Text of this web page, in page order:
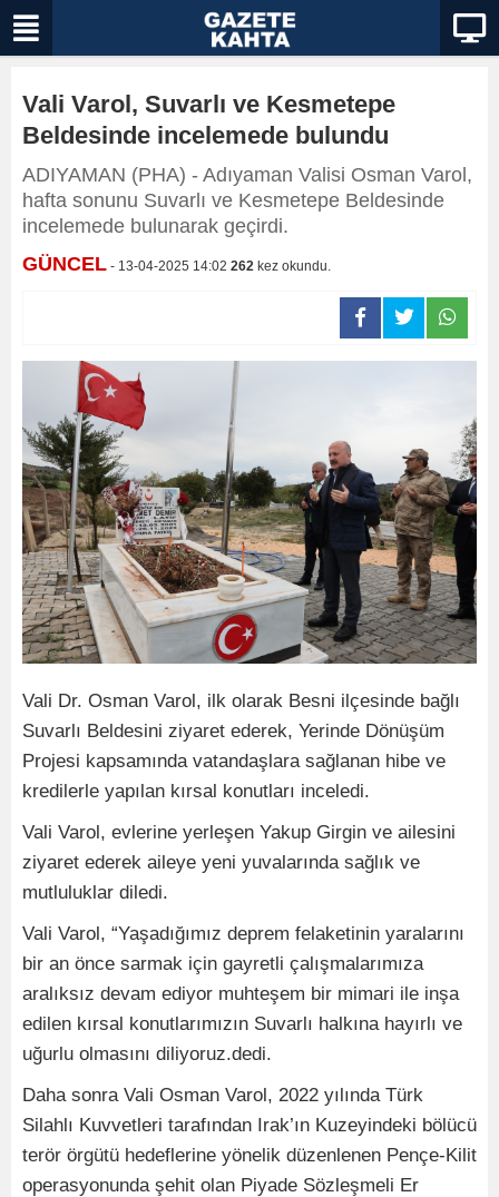
Vali Varol, Suvarlı ve Kesmetepe
Beldesinde incelemede bulundu
ADIYAMAN (PHA) - Adıyaman Valisi Osman Varol,
hafta sonunu Suvarlı ve Kesmetepe Beldesinde
incelemede bulunarak geçirdi.
GÜNCEL - 13-04-2025 14:02 262 kez okundu.
Vali Dr. Osman Varol, ilk olarak Besni ilçesinde bağlı
Suvarlı Beldesini ziyaret ederek, Yerinde Dönüşüm
Projesi kapsamında vatandaşlara sağlanan hibe ve
kredilerle yapılan kırsal konutları inceledi.
Vali Varol, evlerine yerleşen Yakup Girgin ve ailesini
ziyaret ederek aileye yeni yuvalarında sağlık ve
mutluluklar diledi.
Vali Varol, “Yaşadığımız deprem felaketinin yaralarını
bir an önce sarmak için gayretli çalışmalarımıza
aralıksız devam ediyor muhteşem bir mimari ile inşa
edilen kırsal konutlarımızın Suvarlı halkına hayırlı ve
uğurlu olmasını diliyoruz.dedi.
Daha sonra Vali Osman Varol, 2022 yılında Türk
Silahlı Kuvvetleri tarafından Irak’ın Kuzeyindeki bölücü
terör örgütü hedeflerine yönelik düzenlenen Pençe-Kilit
operasyonunda şehit olan Piyade Sözleşmeli Er